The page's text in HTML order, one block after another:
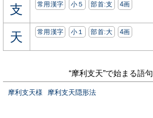
支 常用漢字 小５ 部首:⽀ 4画
天 常用漢字 小１ 部首:⼤ 4画
“摩利支天”で始まる語句
摩利支天様 摩利支天隠形法